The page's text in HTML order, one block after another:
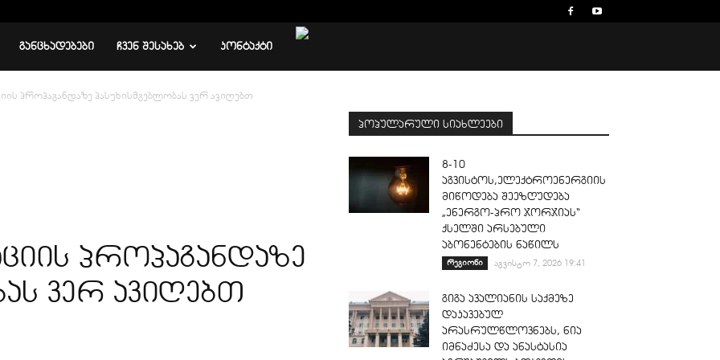
ᲒᲐᲜᲪᲮᲐᲓᲔᲑᲔᲑᲘ ᲩᲕᲔᲜ ᲨᲔᲡᲐᲮᲔᲑ ᲙᲝᲜᲢᲐᲥᲢᲘ
პროპაგანდაზე პასუხისმგებლობას ვერ ავიღებთ
პროპაგანდაზე
ვერ ავიღებთ
პოპულარული სიახლეები
8-10
აგვისტოს,ელექტროენერგიის
მიწოდება შეეზღუდება
„ენერგო-პრო ჯორჯიას“
ქსელში არსებული
აბონენტების ნაწილს
რეგიონი აგვისტო 7, 2026 19:41
გიგა ავალიანის საქმეზე
დაკავებულ
არასრულწლოვნებს, ნია
იმნაძესა და ანასტასია